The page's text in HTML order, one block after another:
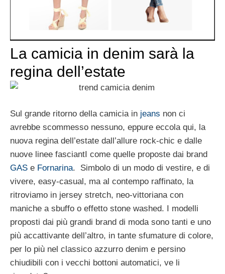
La camicia in denim sarà la
regina dell’estate
Sul grande ritorno della camicia in jeans non ci
avrebbe scommesso nessuno, eppure eccola qui, la
nuova regina dell’estate dall’allure rock-chic e dalle
nuove linee fasciantI come quelle proposte dai brand
GAS e Fornarina. Simbolo di un modo di vestire, e di
vivere, easy-casual, ma al contempo raffinato, la
ritroviamo in jersey stretch, neo-vittoriana con
maniche a sbuffo o effetto stone washed. I modelli
proposti dai più grandi brand di moda sono tanti e uno
più accattivante dell’altro, in tante sfumature di colore,
per lo più nel classico azzurro denim e persino
chiudibili con i vecchi bottoni automatici, ve li